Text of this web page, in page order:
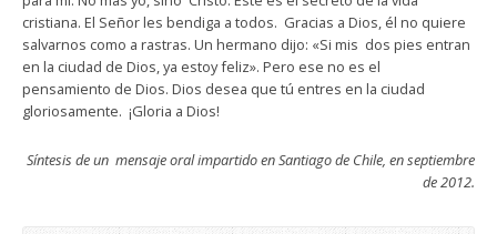
cristiana. El Señor les bendiga a todos. Gracias a Dios, él no quiere
salvarnos como a rastras. Un hermano dijo: «Si mis dos pies entran
en la ciudad de Dios, ya estoy feliz». Pero ese no es el
pensamiento de Dios. Dios desea que tú entres en la ciudad
gloriosamente. ¡Gloria a Dios!
Síntesis de un mensaje oral impartido en Santiago de Chile, en septiembre
de 2012.